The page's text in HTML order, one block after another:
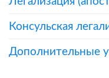
Консульская
Дополнительные